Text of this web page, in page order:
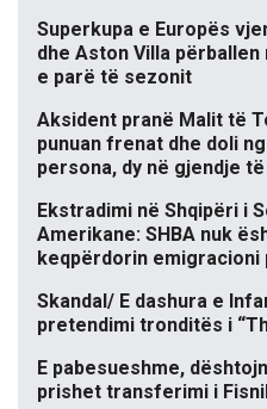
Superkupa e Europës
dhe Aston Villa
e parë të sezonit
Aksident pranë Malit të
punuan frenat dhe doli
persona, dy në gjendje
Ekstradimi në Shqipëri i
Amerikane: SHBA nuk
keqpërdorin emigracioni
Skandal/ E dashura e
pretendimi tronditës i
E pabesueshme,
prishet transferimi i